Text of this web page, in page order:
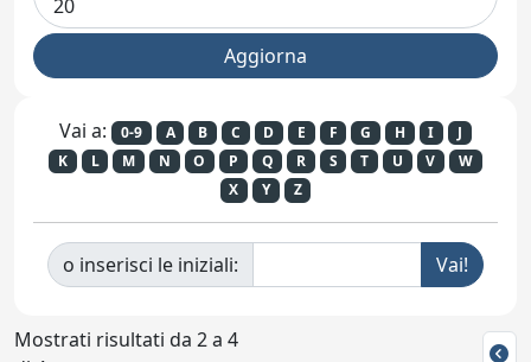
Vai a: 0-9 A B C D E F G H I
J
K
L M N O P Q R S T U V
W
X
Y Z
o inserisci le iniziali:
Mostrati risultati da 2 a 4